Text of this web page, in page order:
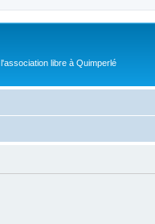
libre à Quimperlé